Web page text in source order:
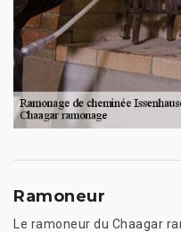
Ramoneur
Le ramoneur du Chaagar